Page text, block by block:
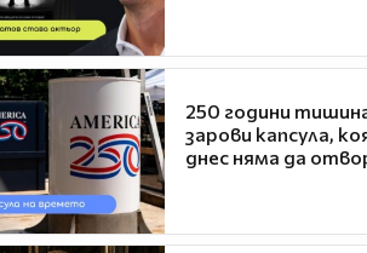
250 години
зарови капсула,
днес няма да